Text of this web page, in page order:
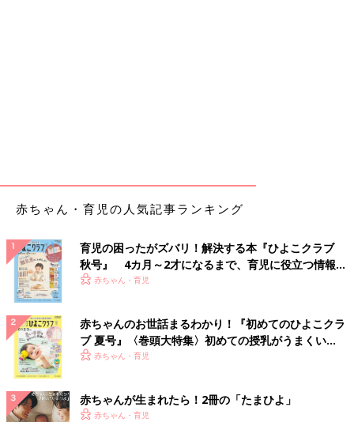
赤ちゃん・育児の人気記事ランキング
育児の困ったがズバリ！解決する本『ひよこクラブ
秋号』 4カ月～2才になるまで、育児に役立つ情報が
いっぱい！
赤ちゃん・育児
赤ちゃんのお世話まるわかり！『初めてのひよこクラ
ブ 夏号』〈巻頭大特集〉初めての授乳がうまくい
く！ おっぱい・ミルクの基本と夏のトラブル 解決テ
赤ちゃん・育児
赤ちゃんが生まれたら！2冊の「たまひよ」
赤ちゃん・育児